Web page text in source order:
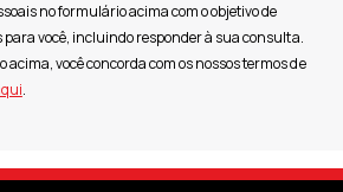
no formulário acima com o objetivo de
você, incluindo responder à sua consulta.
você concorda com os nossos termos de
.